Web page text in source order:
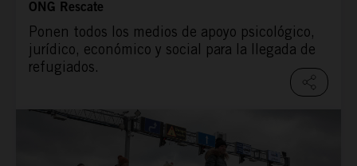
ONG Rescate
Ponen todos los medios de apoyo psicológico,
jurídico, económico y social para la llegada de
refugiados.